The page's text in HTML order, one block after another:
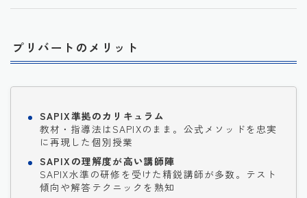
プリバートのメリット
SAPIX準拠のカリキュラム
教材・指導法はSAPIXのまま。公式メソッドを忠実
に再現した個別授業
SAPIXの理解度が高い講師陣
SAPIX水準の研修を受けた精鋭講師が多数。テスト
傾向や解答テクニックを熟知